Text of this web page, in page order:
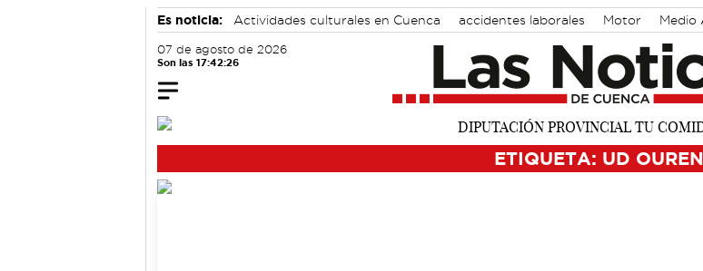
Es noticia: Actividades culturales en Cuenca accidentes laborales Motor Medio
07 de agosto de 2026
Son las 17:42:26
ETIQUETA: UD